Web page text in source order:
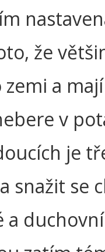
že
a
v
je
snažit se
a duchovní